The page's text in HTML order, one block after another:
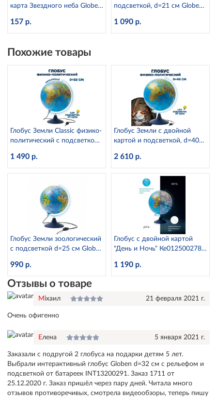
карта Звездного неба Globen
ламинация)
157 р.
подсветкой, d=21 см Globen
1 090 р.
Похожие товары
Глобус Земли Classic физико-
политический с подсветкой
Ке013200233 Globen
1 490 р.
Глобус Земли с двойной
картой и подсветкой, d=40
2 610 р.
Глобус Земли зоологический
с подсветкой d=25 см Globen
990 р.
Глобус с двойной картой
"День и Ночь" Ке012500278
1 190 р.
Отзывы о товаре
Miхаил 21 февраля 2021 г.
Очень офигенно
Елена 5 января 2021 г.
Заказали с подругой 2 глобуса на подарки детям 5 лет.
Выбрали интерактивный глобус Globen d=32 см с рельефом и
подсветкой от батареек INT13200291. Заказ 1711 от
25.12.2020 г. Заказ пришёл через пару дней. Читала много
отзывов противоречивых, смотрела видеообзоры, теперь пишу